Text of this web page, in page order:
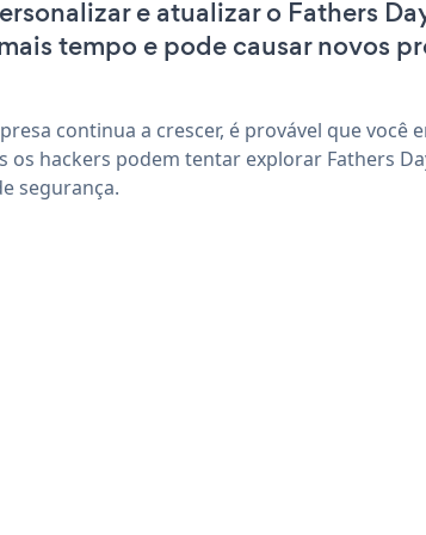
e atualizar o Fathers
tempo e pode causar novos
continua a crescer, é provável que você
os hackers podem tentar explorar Fathers
segurança.